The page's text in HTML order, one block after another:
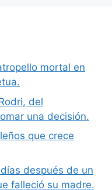
mortal en
del
una decisión.
que crece
después de un
falleció su madre.